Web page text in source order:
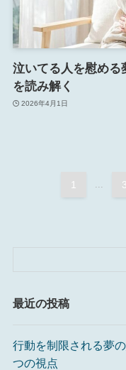
泣いてる人を慰める
を読み解く
2026年4月1日
1 3
最近の投稿
行動を制限される夢
つの視点